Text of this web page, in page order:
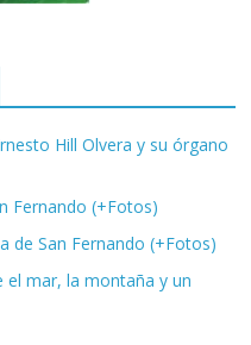
Hill Olvera y su órgano
Fernando (+Fotos)
de San Fernando (+Fotos)
el mar, la montaña y un